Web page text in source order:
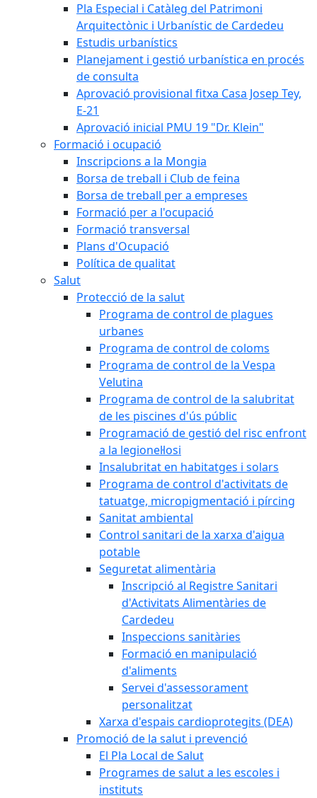
Pla Especial i Catàleg del Patrimoni
Arquitectònic i Urbanístic de Cardedeu
Estudis urbanístics
Planejament i gestió urbanística en procés
de consulta
Aprovació provisional fitxa Casa Josep Tey,
E-21
Aprovació inicial PMU 19 "Dr. Klein"
Formació i ocupació
Inscripcions a la Mongia
Borsa de treball i Club de feina
Borsa de treball per a empreses
Formació per a l'ocupació
Formació transversal
Plans d'Ocupació
Política de qualitat
Salut
Protecció de la salut
Programa de control de plagues
urbanes
Programa de control de coloms
Programa de control de la Vespa
Velutina
Programa de control de la salubritat
de les piscines d'ús públic
Programació de gestió del risc enfront
a la legionel·losi
Insalubritat en habitatges i solars
Programa de control d'activitats de
tatuatge, micropigmentació i pírcing
Sanitat ambiental
Control sanitari de la xarxa d'aigua
potable
Seguretat alimentària
Inscripció al Registre Sanitari
d'Activitats Alimentàries de
Cardedeu
Inspeccions sanitàries
Formació en manipulació
d'aliments
Servei d'assessorament
personalitzat
Xarxa d'espais cardioprotegits (DEA)
Promoció de la salut i prevenció
El Pla Local de Salut
Programes de salut a les escoles i
instituts